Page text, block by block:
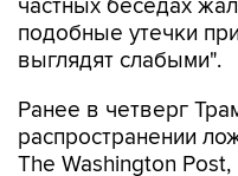
выглядят слабыми".
Ранее в четверг
The Washington
ссылкой на
совещании в Кэмп-